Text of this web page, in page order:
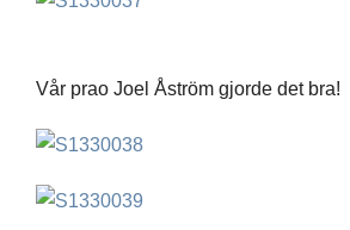
Vår prao Joel Åström gjorde det bra!